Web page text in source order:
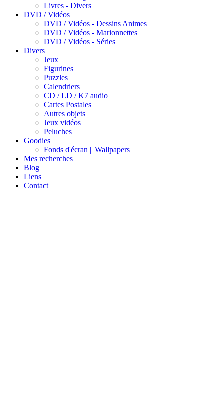
Livres - Divers
DVD / Vidéos
DVD / Vidéos - Dessins Animes
DVD / Vidéos - Marionnettes
DVD / Vidéos - Séries
Divers
Jeux
Figurines
Puzzles
Calendriers
CD / LD / K7 audio
Cartes Postales
Autres objets
Jeux vidéos
Peluches
Goodies
Fonds d'écran || Wallpapers
Mes recherches
Blog
Liens
Contact